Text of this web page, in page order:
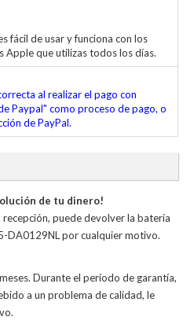
fácil de usar y funciona con los
Apple que utilizas todos los días.
al realizar el pago con
Paypal" como proceso de pago, o
de PayPal.
de tu dinero!
puede devolver la batería
DA0129NL por cualquier motivo.
Durante el período de garantía,
a un problema de calidad, le